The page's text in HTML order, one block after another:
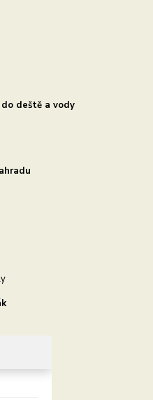
deště a vody